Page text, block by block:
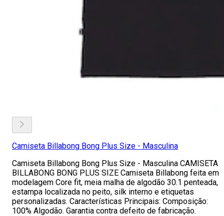
Camiseta Billabong Bong Plus Size - Masculina
Camiseta Billabong Bong Plus Size - Masculina CAMISETA
BILLABONG BONG PLUS SIZE Camiseta Billabong feita em
modelagem Core fit, meia malha de algodão 30.1 penteada,
estampa localizada no peito, silk interno e etiquetas
personalizadas. Características Principais: Composição:
100% Algodão. Garantia contra defeito de fabricação.